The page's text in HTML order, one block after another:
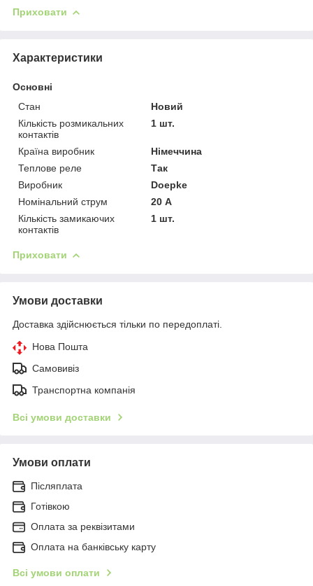
Приховати
Характеристики
Основні
Стан
Новий
Кількість розмикальних
контактів
1 шт.
Країна виробник
Німеччина
Теплове реле
Так
Виробник
Doepke
Номінальний струм
20 А
Кількість замикаючих
контактів
1 шт.
Приховати
Умови доставки
Доставка здійснюється тільки по передоплаті.
Нова Пошта
Самовивіз
Транспортна компанія
Всі умови доставки
Умови оплати
Післяплата
Готівкою
Оплата за реквізитами
Оплата на банківську карту
Всі умови оплати